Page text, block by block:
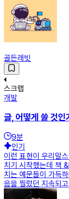
골든래빗
스크랩
개발
글, 어떻게 쓸 것
9분
인기
이런 표현이 우리말
치기 시작했는데 책
치는 예문들이 가득
음을 찔렀던 지속되